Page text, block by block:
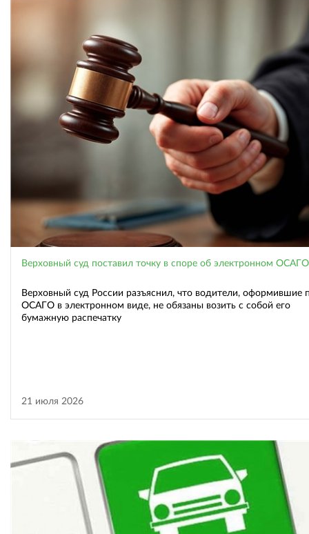
Верховный суд поставил точку в споре об электронном ОСАГО
Верховный суд России разъяснил, что водители, оформившие
ОСАГО в электронном виде, не обязаны возить с собой его
бумажную распечатку
21 июля 2026